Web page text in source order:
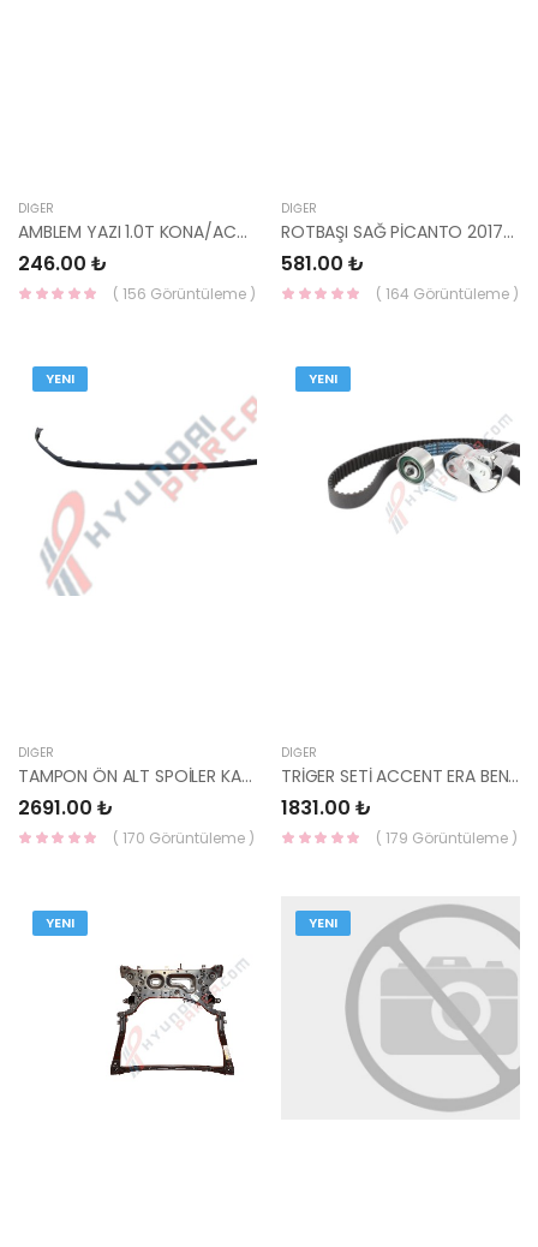
DIĞER
AMBLEM YAZI 1.0T KONA/ACTİVE/İ20 TK2587-HMC
246.00 ₺
( 156 Görüntüleme )
DIĞER
ROTBAŞI SAĞ PİCANTO 2017- 56825-G6900-YS
581.00 ₺
( 164 Görüntüleme )
YENI
DIĞER
TAMPON ÖN ALT SPOİLER KARLIK KONA 2020- 86567-J9CB0-HMC
2691.00 ₺
( 170 Görüntüleme )
YENI
DIĞER
TRİGER SETİ ACCENT ERA BENZİNLİ 1987946541 BOSCH
1831.00 ₺
( 179 Görüntüleme )
YENI YENI